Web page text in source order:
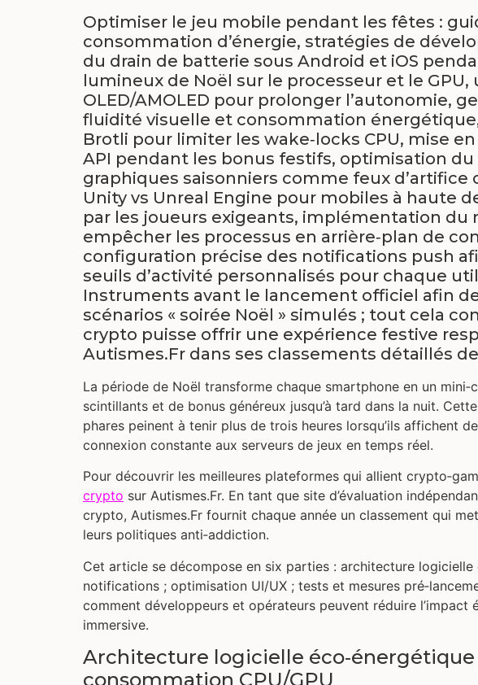
Optimiser le jeu mobile pendant les fêtes :
consommation d’énergie, stratégies de
du drain de batterie sous Android et iOS
lumineux de Noël sur le processeur et le
OLED/AMOLED pour prolonger l’autonomie,
fluidité visuelle et consommation
Brotli pour limiter les wake‑locks CPU, mise
API pendant les bonus festifs, optimisation
graphiques saisonniers comme feux
Unity vs Unreal Engine pour mobiles à haute
par les joueurs exigeants, implémentation du
empêcher les processus en arrière‑plan de
configuration précise des notifications push
seuils d’activité personnalisés pour chaque
Instruments avant le lancement officiel afin
scénarios « soirée Noël » simulés ; tout cela
crypto puisse offrir une expérience festive
Autismes.Fr dans ses classements détaillés
La période de Noël transforme chaque smartphone en un
scintillants et de bonus généreux jusqu’à tard dans la nuit.
phares peinent à tenir plus de trois heures lorsqu’ils affichent
connexion constante aux serveurs de jeux en temps réel.
Pour découvrir les meilleures plateformes qui allient
crypto sur Autismes.Fr. En tant que site d’évaluation
crypto, Autismes.Fr fournit chaque année un classement qui
leurs politiques anti‑addiction.
Cet article se décompose en six parties : architecture
notifications ; optimisation UI/UX ; tests et mesures
comment développeurs et opérateurs peuvent réduire
immersive.
Architecture logicielle
consommation CPU/GPU